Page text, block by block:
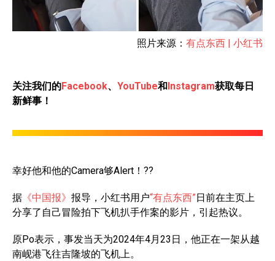
照片来源： 有点东西 | 小红书
关注我们的Facebook、 YouTube和Instagram获取每日
新鲜事！
幸好他和他的Camera够Alert！??
据 《中国报》 报导，小红书用户“有点东西”日前在主页上
分享了自己冒险拍下飞机扒手作案的影片，引起热议。
原Po表示，事发当天为2024年4月23日，他正在一架从越
南岘港飞往吉隆坡的飞机上。